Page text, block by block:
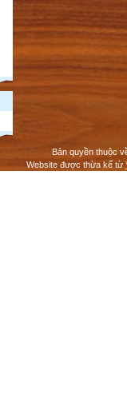
Bản quyền thuộc
Website được thừa kế từ